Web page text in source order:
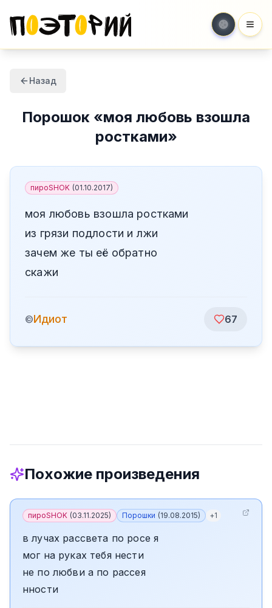
Назад
Порошок «моя любовь взошла
ростками»
пироSHOK (01.10.2017)
моя любовь взошла ростками
из грязи подлости и лжи
зачем же ты её обратно
скажи
©Идиот 67
Похожие произведения
пироSHOK (03.11.2025) Порошки (19.08.2015) +1
в лучах рассвета по росе я
мог на руках тебя нести
не по любви а по рассея
нности